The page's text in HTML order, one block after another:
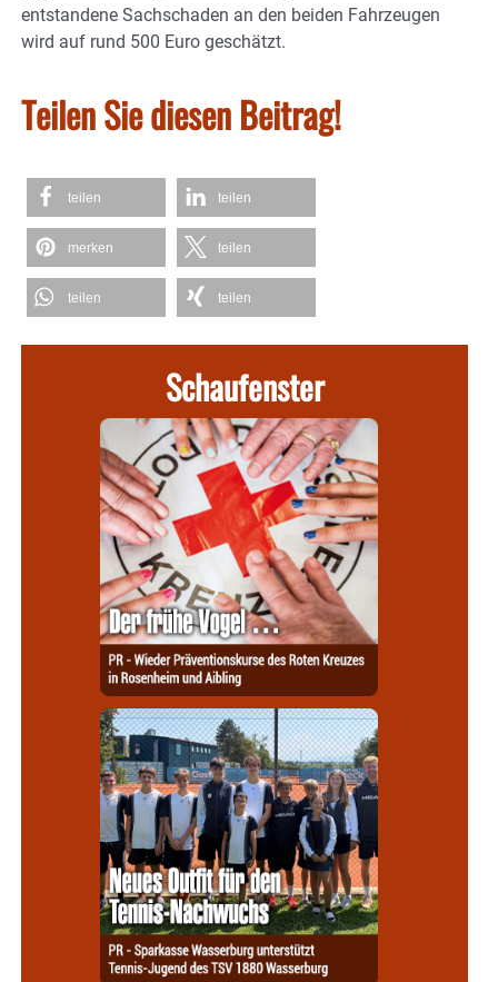
entstandene Sachschaden an den beiden Fahrzeugen
wird auf rund 500 Euro geschätzt.
Teilen Sie diesen Beitrag!
teilen teilen
merken teilen
teilen teilen
Schaufenster